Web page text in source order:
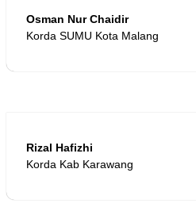
Osman Nur Chaidir
Korda SUMU Kota Malang
Rizal Hafizhi
Korda Kab Karawang